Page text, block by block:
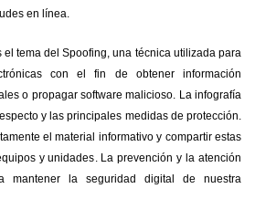
en línea.
el tema del Spoofing, una técnica utilizada para
con el fin de obtener información
o propagar software malicioso. La infografía
y las principales medidas de protección.
el material informativo y compartir estas
y unidades. La prevención y la atención
mantener la seguridad digital de nuestra